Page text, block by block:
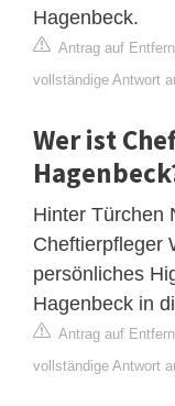
Hagenbeck.
Antrag auf
vollständige Antwort
Wer ist
Hinter Türchen
Cheftierpfleger
persönliches
Hagenbeck in
Antrag auf
vollständige Antwort